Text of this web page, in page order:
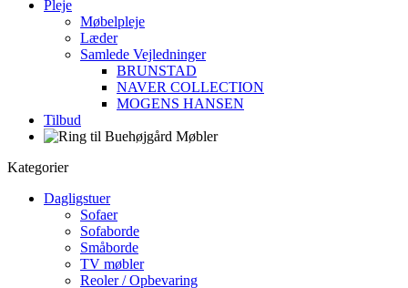
Pleje
Møbelpleje
Læder
Samlede Vejledninger
BRUNSTAD
NAVER COLLECTION
MOGENS HANSEN
Tilbud
Kategorier
Dagligstuer
Sofaer
Sofaborde
Småborde
TV møbler
Reoler / Opbevaring